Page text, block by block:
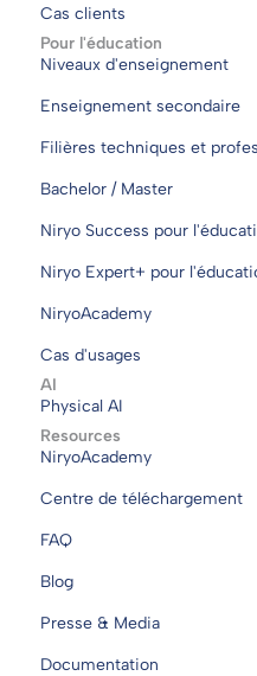
Cas clients
Pour l'éducation
Niveaux d'enseignement
Enseignement secondaire
Filières techniques et
Bachelor / Master
Niryo Success pour
Niryo Expert+ pour
NiryoAcademy
Cas d'usages
AI
Physical AI
Resources
NiryoAcademy
Centre de téléchargement
FAQ
Blog
Presse & Media
Documentation